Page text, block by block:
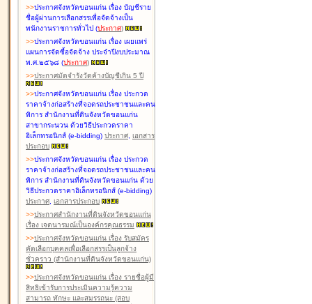
>>ประกาศจังหวัดขอนแก่น เรื่อง บัญชีราย
ชื่อผู้ผ่านการเลือกสรรเพื่อจัดจ้างเป็น
พนักงานราชการทั่วไป (ประกาศ)
>>ประกาศจังหวัดขอนแก่น เรื่อง เผยแพร่
แผนการจัดซื้อจัดจ้าง ประจำปีงบประมาณ
พ.ศ.๒๕๖๘ (ประกาศ)
>>ประกาศมัดจำรังวัดค้างบัญชีเกิน 5 ปี
>>ประกาศจังหวัดขอนแก่น เรื่อง ประกวด
ราคาจ้างก่อสร้างที่จอดรถประชาชนและคน
พิการ สำนักงานที่ดินจังหวัดขอนแก่น
สาขากระนวน ด้วยวิธีประกวดราคา
อิเล็กทรอนิกส์ (e-bidding) ประกาศ, เอกสาร
ประกอบ
>>ประกาศจังหวัดขอนแก่น เรื่อง ประกวด
ราคาจ้างก่อสร้างที่จอดรถประชาชนและคน
พิการ สำนักงานที่ดินจังหวัดขอนแก่น ด้วย
วิธีประกวดราคาอิเล็กทรอนิกส์ (e-bidding)
ประกาศ, เอกสารประกอบ
>>ประกาศสำนักงานที่ดินจังหวัดขอนแก่น
เรื่อง เจตนารมณ์เป็นองค์กรคุณธรรม
>>ประกาศจังหวัดขอนแก่น เรื่อง รับสมัคร
คัดเลือกบุคคลเพื่อเลือกสรรเป็นลูกจ้าง
ชั่วคราว (สำนักงานที่ดินจังหวัดขอนแก่น)
>>ประกาศจังหวัดขอนแก่น เรื่อง รายชื่อผู้มี
สิทธิเข้ารับการประเมินความรู้ความ
สามารถ ทักษะ และสมรรถนะ (สอบ